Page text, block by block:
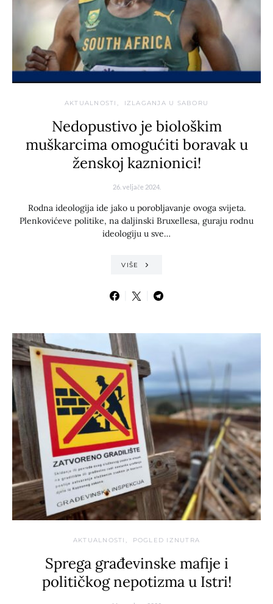
AKTUALNOSTI IZLAGANJA U SABORU
Nedopustivo je biološkim
muškarcima omogućiti boravak u
ženskoj kaznionici!
26. veljače 2024.
Rodna ideologija ide jako u porobljavanje ovoga svijeta.
Plenkovićeve politike, na daljinski Bruxellesa, guraju rodnu
ideologiju u sve…
VIŠE
AKTUALNOSTI POGLED IZNUTRA
Sprega građevinske mafije i
političkog nepotizma u Istri!